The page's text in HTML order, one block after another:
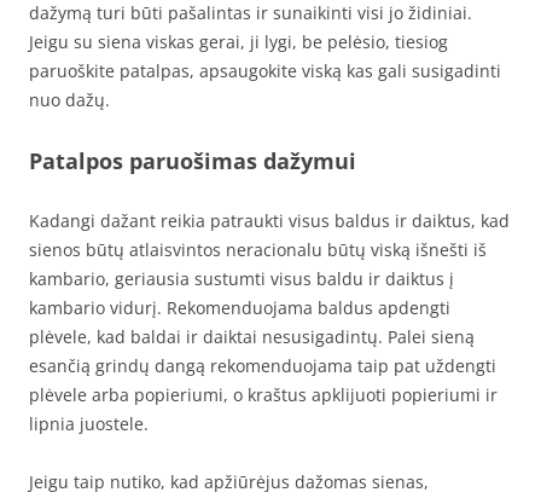
dažymą turi būti pašalintas ir sunaikinti visi jo židiniai.
Jeigu su siena viskas gerai, ji lygi, be pelėsio, tiesiog
paruoškite patalpas, apsaugokite viską kas gali susigadinti
nuo dažų.
Patalpos paruošimas dažymui
Kadangi dažant reikia patraukti visus baldus ir daiktus, kad
sienos būtų atlaisvintos neracionalu būtų viską išnešti iš
kambario, geriausia sustumti visus baldu ir daiktus į
kambario vidurį. Rekomenduojama baldus apdengti
plėvele, kad baldai ir daiktai nesusigadintų. Palei sieną
esančią grindų dangą rekomenduojama taip pat uždengti
plėvele arba popieriumi, o kraštus apklijuoti popieriumi ir
lipnia juostele.
Jeigu taip nutiko, kad apžiūrėjus dažomas sienas,